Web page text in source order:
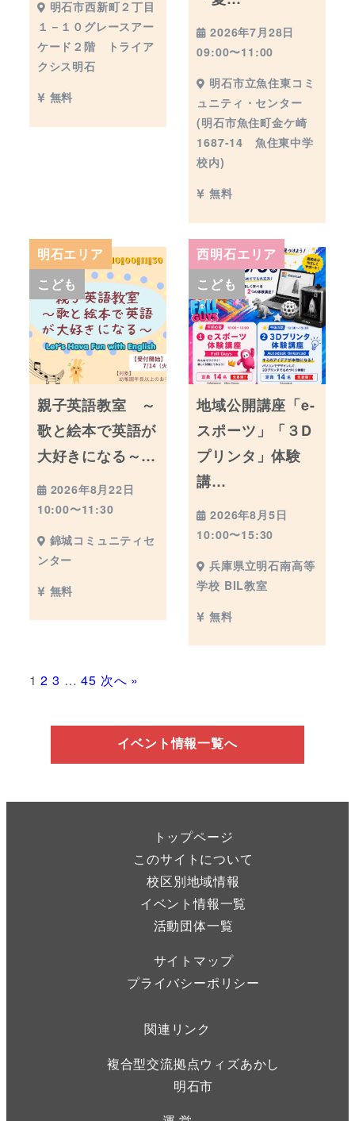
明石市西新町２丁目
１－１０グレースアー
ケード２階 トライア
クシス明石
無料
2026年7月28日
09:00〜11:00
明石市立魚住東コミ
ュニティ・センター
(明石市魚住町金ケ崎
1687-14 魚住東中学
校内)
無料
明石エリア
こども
親子英語教室 ～
歌と絵本で英語が
大好きになる～…
2026年8月22日
10:00〜11:30
錦城コミュニティセ
ンター
無料
西明石エリア
こども
地域公開講座「e-
スポーツ」「３D
プリンタ」体験
講…
2026年8月5日
10:00〜15:30
兵庫県立明石南高等
学校 BIL教室
無料
1 2 3 … 45 次へ »
イベント情報一覧へ
トップページ
このサイトについて
校区別地域情報
イベント情報一覧
活動団体一覧
サイトマップ
プライバシーポリシー
関連リンク
複合型交流拠点ウィズあかし
明石市